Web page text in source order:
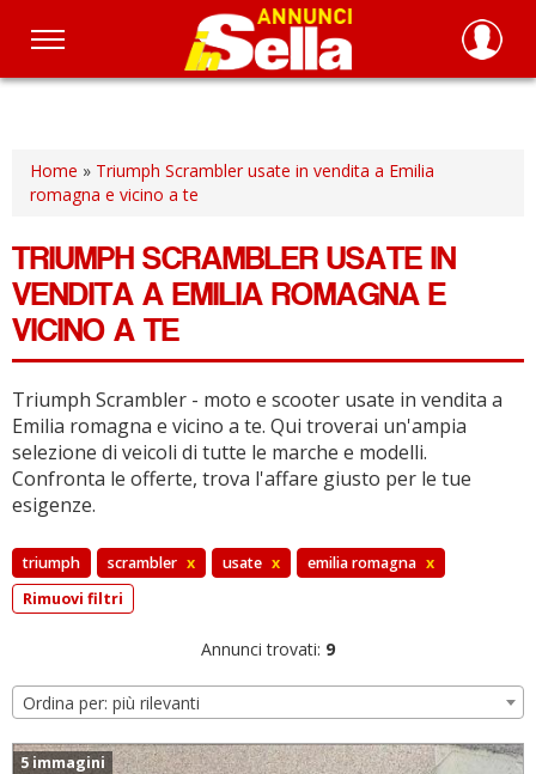
Salta
principale
Home » Triumph Scrambler usate in vendita a Emilia
romagna e vicino a te
TRIUMPH SCRAMBLER USATE IN
VENDITA A EMILIA ROMAGNA E
VICINO A TE
Triumph Scrambler - moto e scooter usate in vendita a
Emilia romagna e vicino a te. Qui troverai un'ampia
selezione di veicoli di tutte le marche e modelli.
Confronta le offerte, trova l'affare giusto per le tue
esigenze.
triumph scrambler x usate x emilia romagna x
Rimuovi filtri
Annunci trovati: 9
Ordina per: più rilevanti
5 immagini